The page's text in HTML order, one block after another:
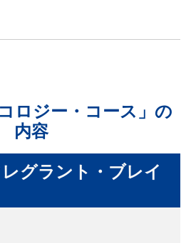
ロジー・コース」の
内容
グラント・ブレイ